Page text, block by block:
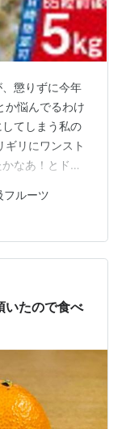
懲りずに今年
か悩んでるわけ
てしまう私の
ギリにワンスト
なあ！とドキ
請もできると
いのでできな
ってきてい
ばなるまい。 と
いるおすすめ
と…
フルーツ
いたので食べ